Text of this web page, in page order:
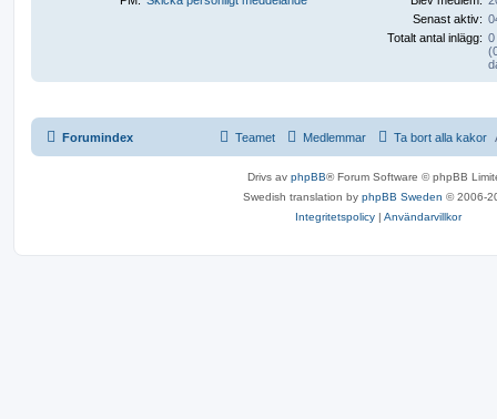
Senast aktiv:
Totalt antal inlägg: 0
Forumindex Ta bort alla kakor
Medlemmar
Teamet
Drivs av phpBB® Forum Software © phpBB
Swedish translation by phpBB Sweden © 2006-
Integritetspolicy | Användarvillkor